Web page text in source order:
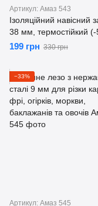
Артикул: Амаз 543
Ізоляційний навісний
38 мм, термостійкий (-
до +177°C), чорний, з 2
199 грн 330 грн
−33%
Артикул: Амаз 545